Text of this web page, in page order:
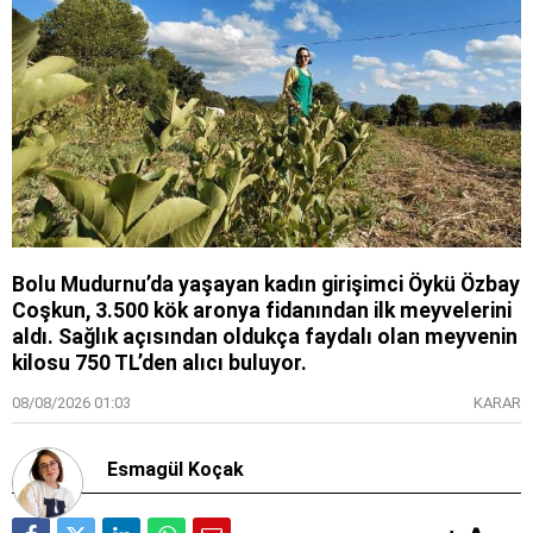
Bolu Mudurnu’da yaşayan kadın girişimci Öykü Özbay
Coşkun, 3.500 kök aronya fidanından ilk meyvelerini
aldı. Sağlık açısından oldukça faydalı olan meyvenin
kilosu 750 TL’den alıcı buluyor.
08/08/2026 01:03 KARAR
Esmagül Koçak